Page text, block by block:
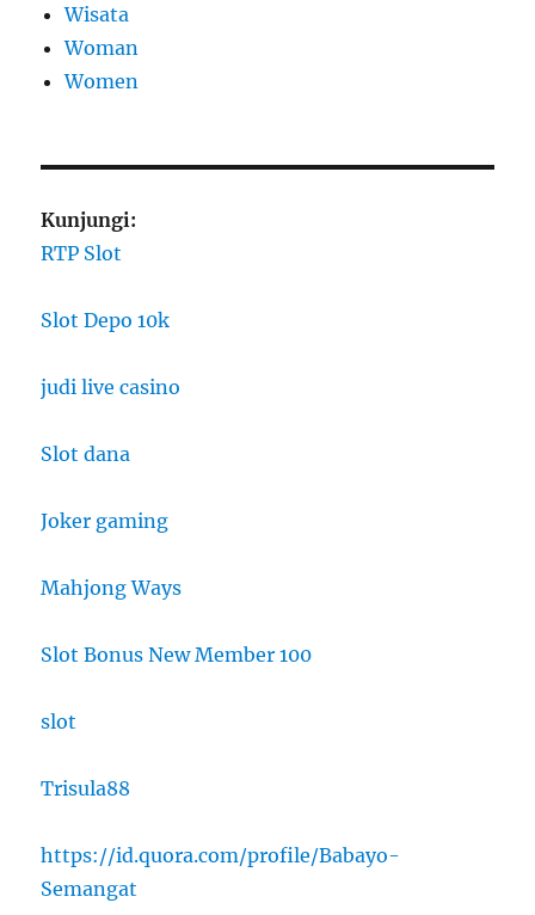
Wisata
Woman
Women
Kunjungi:
RTP Slot
Slot Depo 10k
judi live casino
Slot dana
Joker gaming
Mahjong Ways
Slot Bonus New Member 100
slot
Trisula88
https://id.quora.com/profile/Babayo-
Semangat